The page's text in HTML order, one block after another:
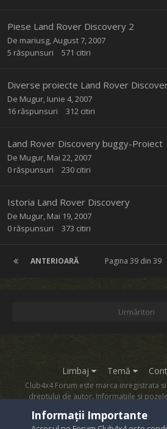
Piese Land Rover Discovery 2
De mariusg August 7, 2007
5 răspunsuri 571 citiri
Diverse proiecte Land Rover
De Mugur Iunie 4, 2007
16 răspunsuri 312 citiri
Land Rover Discovery buggy-Proiect
De Mugur Mai 22, 2007
0 răspunsuri 230 citiri
Istoria Land Rover Discovery
De Mugur Mai 19, 2007
0 răspunsuri 373 citiri
ANTERIOARĂ Pagina 39 din 39
Urmăritori
Limbaj Temă
Club4x4 Forum este marca inregistrata
dreptului de autor. Informatiile si
Powered by Invision
Informații Importante